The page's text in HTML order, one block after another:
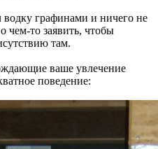
графинами и ничего не
чем-то заявить, чтобы
там.
ваше увлечение
поведение: